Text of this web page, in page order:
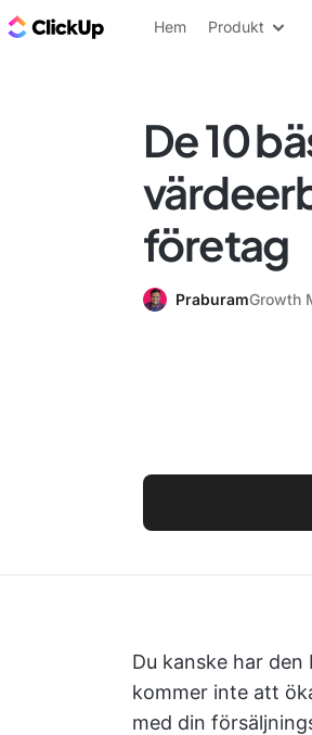
ClickUp-bloggen
Hem Produkt
De 10
företag
PraburamGrowth
Du kanske har
kommer inte att
med din